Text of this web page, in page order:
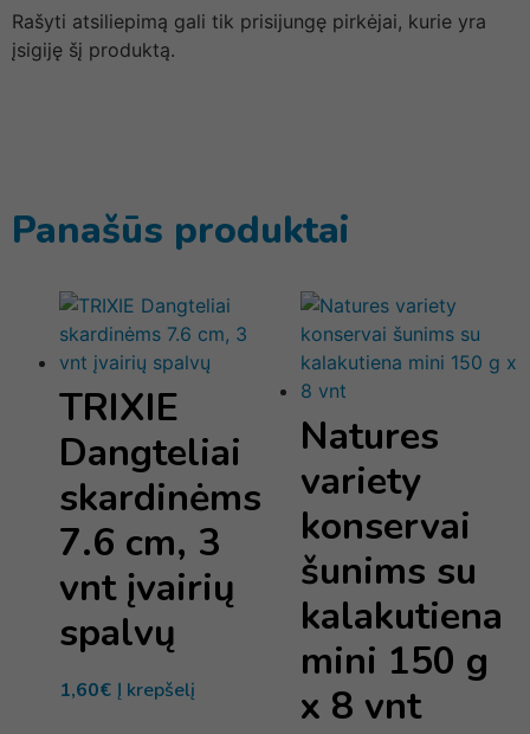
Rašyti atsiliepimą gali tik prisijungę pirkėjai, kurie yra
įsigiję šį produktą.
Panašūs produktai
TRIXIE
Dangteliai
skardinėms
7.6 cm, 3
vnt įvairių
spalvų
1,60€ Į krepšelį
Natures
variety
konservai
šunims su
kalakutiena
mini 150 g
x 8 vnt